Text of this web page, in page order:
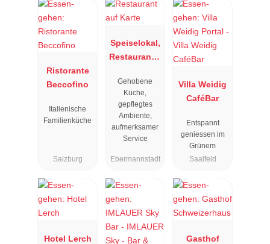
Ristorante
Beccofino
Italienische
Familienküche
Salzburg
Speiselokal,
Restaurant "
"
Gehobene
Küche,
gepflegtes
Ambiente,
aufmerksamer
Service
Ebermannstadt
Villa Weidig
CaféBar
Entspannt
geniessen im
Grünem
Saalfeld
Hotel Lerch
Gasthof